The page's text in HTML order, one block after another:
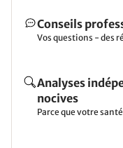
Conseils
Vos questions - des
Analyses
nocives
Parce que votre